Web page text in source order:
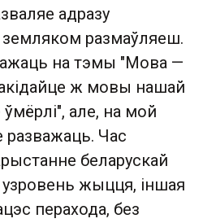
адразу
размаўляеш.
на тэмы "Мова —
ж мовы нашай
але, на мой
разважаць. Час
беларускай
жыцця, іншая
перахода, без